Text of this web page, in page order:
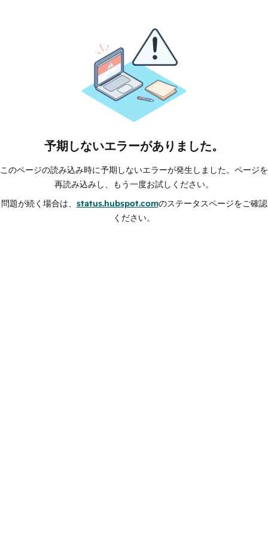
予期しないエラーがありました。
このページの読み込み時に予期しないエラーが発生しました。ページを
再読み込みし、もう一度お試しください。
問題が続く場合は、 status.hubspot.comのステータスページをご確認
ください。